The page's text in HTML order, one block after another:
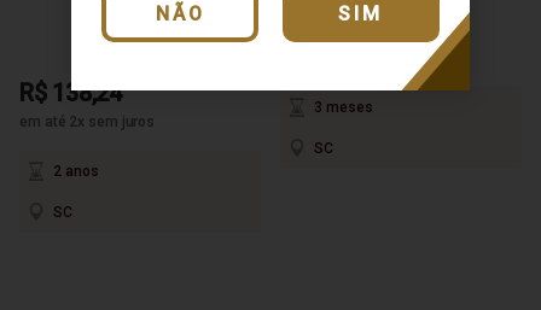
NÃO SIM
R$ 138,24
em até 2x sem juros
2 anos
SC
Produto Esgotado
3 meses
SC